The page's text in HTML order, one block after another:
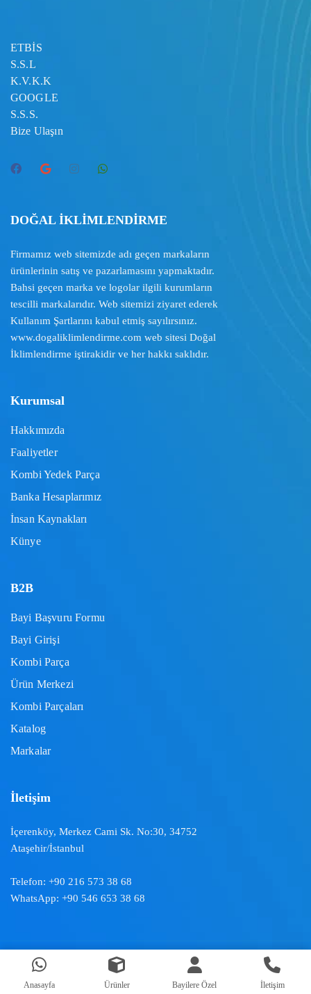
ETBİS
S.S.L
K.V.K.K
GOOGLE
S.S.S.
Bize Ulaşın
DOĞAL İKLİMLENDİRME
Firmamız web sitemizde adı geçen markaların
ürünlerinin satış ve pazarlamasını yapmaktadır.
Bahsi geçen marka ve logolar ilgili kurumların
tescilli markalarıdır. Web sitemizi ziyaret ederek
Kullanım Şartlarını kabul etmiş sayılırsınız.
www.dogaliklimlendirme.com web sitesi Doğal
İklimlendirme iştirakidir ve her hakkı saklıdır.
Kurumsal
Hakkımızda
Faaliyetler
Kombi Yedek Parça
Banka Hesaplarımız
İnsan Kaynakları
Künye
B2B
Bayi Başvuru Formu
Bayi Girişi
Kombi Parça
Ürün Merkezi
Kombi Parçaları
Katalog
Markalar
İletişim
İçerenköy, Merkez Cami Sk. No:30, 34752
Ataşehir/İstanbul
Telefon: +90 216 573 38 68
WhatsApp: +90 546 653 38 68
Doğal İklimlendirme ™ | 2024
Anasayfa Ürünler Bayilere Özel İletişim